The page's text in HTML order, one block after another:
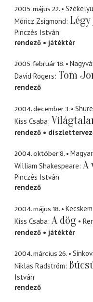
2005. május 22.
Móricz Zsigmond
Pinczés István
rendező
játéktér
2005. február 18.
David Rogers Tom
rendező
2004. december 3.
Kiss Csaba
rendező
2004. október 8.
William Shakespeare A
Pinczés István
rendező
2004. május 18.
Kiss Csaba A dög
rendező
játéktér
2004. március 26.
Niklas Radström
István
rendező